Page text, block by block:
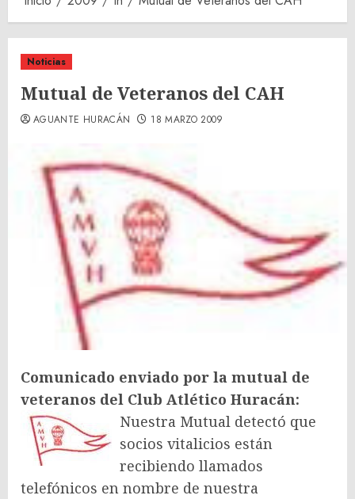
Noticias
Mutual de Veteranos del CAH
AGUANTE HURACÁN 18 MARZO 2009
Comunicado enviado por la mutual de
veteranos del Club Atlético Huracán:
Nuestra Mutual detectó que
socios vitalicios están
recibiendo llamados
telefónicos en nombre de nuestra